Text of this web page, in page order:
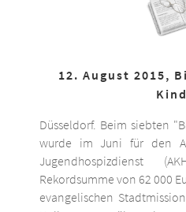
12. August 2015,
Düsseldorf. Beim siebten
wurde im Juni für den
Jugendhospizdienst
Rekordsumme von 62 000
evangelischen